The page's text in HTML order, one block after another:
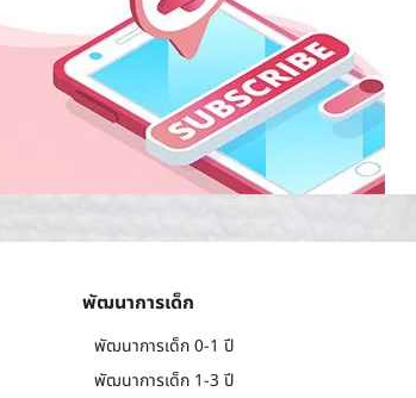
พัฒนาการเด็ก
พัฒนาการเด็ก 0-1 ปี
พัฒนาการเด็ก 1-3 ปี